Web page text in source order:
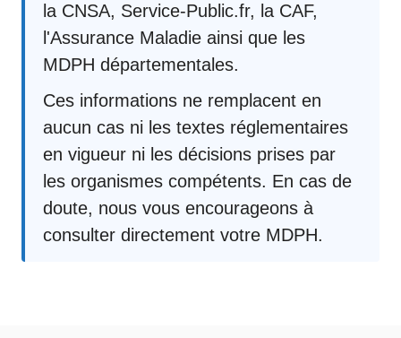
la CNSA, Service-Public.fr, la CAF,
l'Assurance Maladie ainsi que les
MDPH départementales.
Ces informations ne remplacent en
aucun cas ni les textes réglementaires
en vigueur ni les décisions prises par
les organismes compétents. En cas de
doute, nous vous encourageons à
consulter directement votre MDPH.